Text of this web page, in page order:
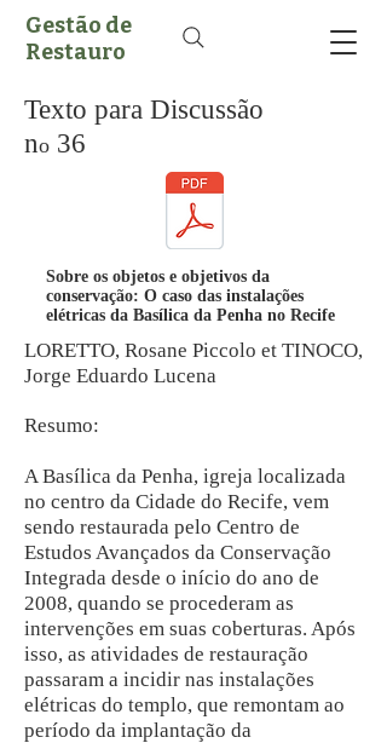
Gestão de
Restauro
Texto para Discussão
no 36
Sobre os objetos e objetivos da
conservação: O caso das instalações
elétricas da Basílica da Penha no Recife
LORETTO, Rosane Piccolo et TINOCO,
Jorge Eduardo Lucena
Resumo:
A Basílica da Penha, igreja localizada
no centro da Cidade do Recife, vem
sendo restaurada pelo Centro de
Estudos Avançados da Conservação
Integrada desde o início do ano de
2008, quando se procederam as
intervenções em suas coberturas. Após
isso, as atividades de restauração
passaram a incidir nas instalações
elétricas do templo, que remontam ao
período da implantação da